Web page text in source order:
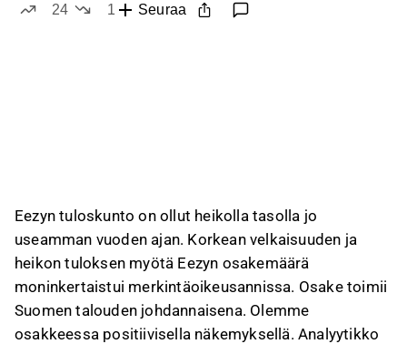
kannalta.
käynnistyessä nousuvara on mahdollinen.
Tämä sisältö on tekoälyn tuottamaa videon transkriptin pohjalta. Voit
antaa siitä palautetta Inderesin foorumilla. Anna siihen liittyvää
palautettaInderesin foorumilla .
24
1
Seuraa
Eezyn tuloskunto on ollut heikolla tasolla jo
useamman vuoden ajan. Korkean velkaisuuden ja
heikon tuloksen myötä Eezyn osakemäärä
moninkertaistui merkintäoikeusannissa. Osake toimii
Suomen talouden johdannaisena. Olemme
osakkeessa positiivisella näkemyksellä. Analyytikko